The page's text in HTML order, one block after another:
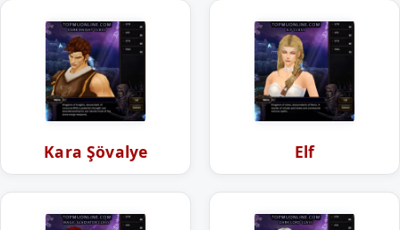
Kara Şövalye Elf